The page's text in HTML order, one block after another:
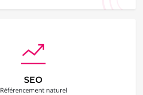
SEO
Référencement naturel